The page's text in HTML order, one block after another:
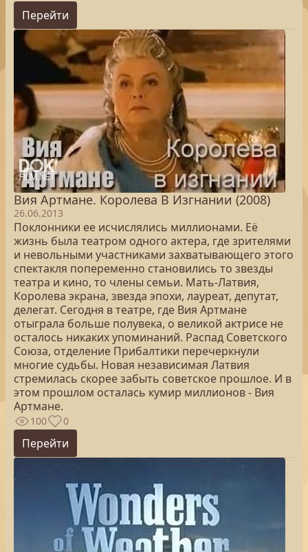
Перейти
Вия Артмане. Королева В Изгнании (2008)
26.06.2013
Поклонники ее исчислялись миллионами. Её
жизнь была театром одного актера, где зрителями
и невольными участниками захватывающего этого
спектакля попеременно становились то звезды
театра и кино, то члены семьи. Мать-Латвия,
Королева экрана, звезда эпохи, лауреат, депутат,
делегат. Сегодня в театре, где Вия Артмане
отыграла больше полувека, о великой актрисе не
осталось никаких упоминаний. Распад Советского
Союза, отделение Прибалтики перечеркнули
многие судьбы. Новая независимая Латвия
стремилась скорее забыть советское прошлое. И в
этом прошлом осталась кумир миллионов - Вия
Артмане.
100 0
Перейти